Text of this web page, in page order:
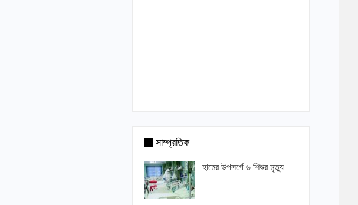
সাম্প্রতিক
হামের উপসর্গে ৬ শিশুর মৃত্যু